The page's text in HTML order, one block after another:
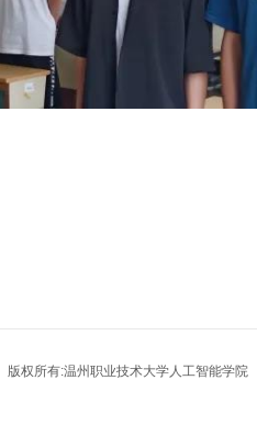
版权所有:温州职业技术大学人工智能学